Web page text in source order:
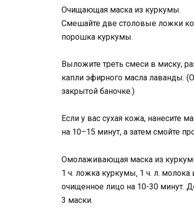
Очищающая маска из куркумы.
Смешайте две столовые ложки
порошка куркумы.
Выложите треть смеси в миску,
капли эфирного масла лаванды.
закрытой баночке.)
Если у вас сухая кожа, нанесите
на 10–15 минут, а затем смойте
Омолаживающая маска из
1 ч. ложка куркумы‚ 1 ч. л.
очищенное лицо на 10-30 минут.
3 маски.